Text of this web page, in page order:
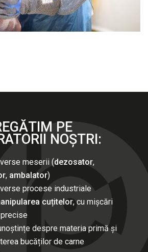
PE
NOȘTRI:
meserii (dezosator,
, ambalator)
procese industriale
cuțitelor, cu mișcări
despre materia primă și
bucăților de carne